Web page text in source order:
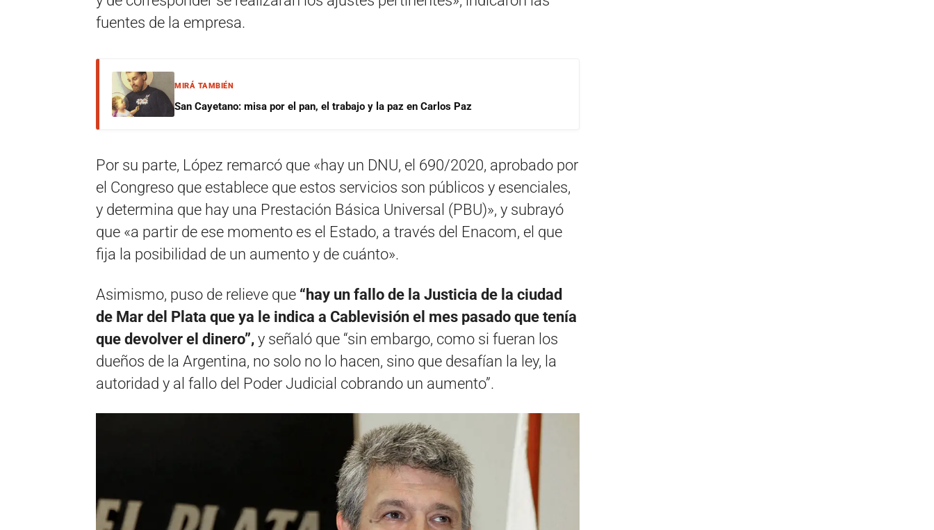
fuentes de la empresa.
MIRÁ TAMBIÉN
San Cayetano: misa por el pan, el trabajo y la paz en Carlos Paz
Por su parte, López remarcó que «hay un DNU, el 690/2020, aprobado por
el Congreso que establece que estos servicios son públicos y esenciales,
y determina que hay una Prestación Básica Universal (PBU)», y subrayó
que «a partir de ese momento es el Estado, a través del Enacom, el que
fija la posibilidad de un aumento y de cuánto».
Asimismo, puso de relieve que “hay un fallo de la Justicia de la ciudad
de Mar del Plata que ya le indica a Cablevisión el mes pasado que tenía
que devolver el dinero”, y señaló que “sin embargo, como si fueran los
dueños de la Argentina, no solo no lo hacen, sino que desafían la ley, la
autoridad y al fallo del Poder Judicial cobrando un aumento”.